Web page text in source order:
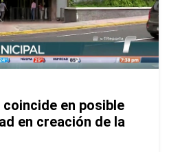
en posible
en creación de la